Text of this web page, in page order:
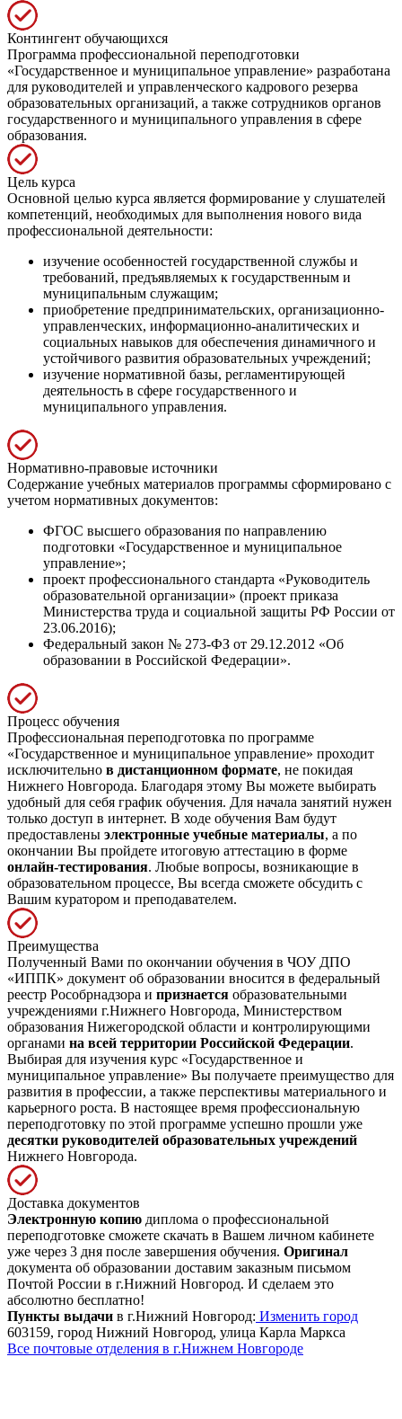
Контингент обучающихся
Программа профессиональной переподготовки
«Государственное и муниципальное управление» разработана
для руководителей и управленческого кадрового резерва
образовательных организаций, а также сотрудников органов
государственного и муниципального управления в сфере
образования.
Цель курса
Основной целью курса является формирование у слушателей
компетенций, необходимых для выполнения нового вида
профессиональной деятельности:
изучение особенностей государственной службы и
требований, предъявляемых к государственным и
муниципальным служащим;
приобретение предпринимательских, организационно-
управленческих, информационно-аналитических и
социальных навыков для обеспечения динамичного и
устойчивого развития образовательных учреждений;
изучение нормативной базы, регламентирующей
деятельность в сфере государственного и
муниципального управления.
Нормативно-правовые источники
Содержание учебных материалов программы сформировано с
учетом нормативных документов:
ФГОС высшего образования по направлению
подготовки «Государственное и муниципальное
управление»;
проект профессионального стандарта «Руководитель
образовательной организации» (проект приказа
Министерства труда и социальной защиты РФ России от
23.06.2016);
Федеральный закон № 273-ФЗ от 29.12.2012 «Об
образовании в Российской Федерации».
Процесс обучения
Профессиональная переподготовка по программе
«Государственное и муниципальное управление» проходит
исключительно в дистанционном формате, не покидая
Нижнего Новгорода. Благодаря этому Вы можете выбирать
удобный для себя график обучения. Для начала занятий нужен
только доступ в интернет. В ходе обучения Вам будут
предоставлены электронные учебные материалы, а по
окончании Вы пройдете итоговую аттестацию в форме
онлайн-тестирования. Любые вопросы, возникающие в
образовательном процессе, Вы всегда сможете обсудить с
Вашим куратором и преподавателем.
Преимущества
Полученный Вами по окончании обучения в ЧОУ ДПО
«ИППК» документ об образовании вносится в федеральный
реестр Рособрнадзора и признается образовательными
учреждениями г.Нижнего Новгорода, Министерством
образования Нижегородской области и контролирующими
органами на всей территории Российской Федерации.
Выбирая для изучения курс «Государственное и
муниципальное управление» Вы получаете преимущество для
развития в профессии, а также перспективы материального и
карьерного роста. В настоящее время профессиональную
переподготовку по этой программе успешно прошли уже
десятки руководителей образовательных учреждений
Нижнего Новгорода.
Доставка документов
Электронную копию диплома о профессиональной
переподготовке сможете скачать в Вашем личном кабинете
уже через 3 дня после завершения обучения. Оригинал
документа об образовании доставим заказным письмом
Почтой России в г.Нижний Новгород. И сделаем это
абсолютно бесплатно!
Пункты выдачи в г.Нижний Новгород: Изменить город
603159, город Нижний Новгород, улица Карла Маркса
Все почтовые отделения в г.Нижнем Новгороде